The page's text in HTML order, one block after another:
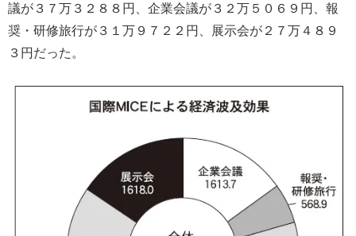
議が３７万３２８８円、企業会議が３２万５０６９円、報
奨・研修旅行が３１万９７２２円、展示会が２７万４８９
３円だった。